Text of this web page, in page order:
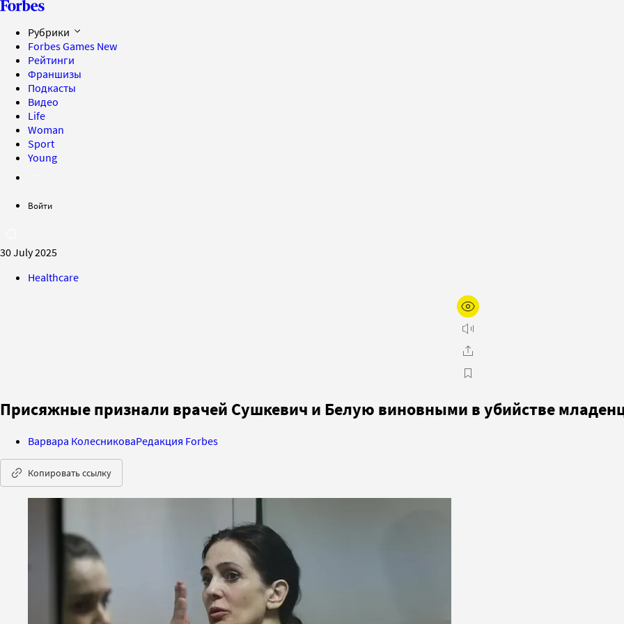
Рубрики
Forbes Games New
Рейтинги
Франшизы
Подкасты
Видео
Life
Woman
Sport
Young
Войти
30 July 2025
Healthcare
Присяжные признали врачей Сушкевич и Белую виновными в убийстве
Варвара КолесниковаРедакция Forbes
Копировать ссылку